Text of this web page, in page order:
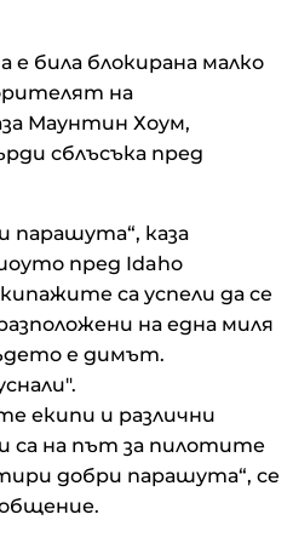
е била блокирана малко
на
Маунтин Хоум,
сблъсъка пред
парашута“, каза
пред Idaho
са успели да се
на една миля
е димът.
екипи и различни
са на път за пилотите
добри парашута“, се